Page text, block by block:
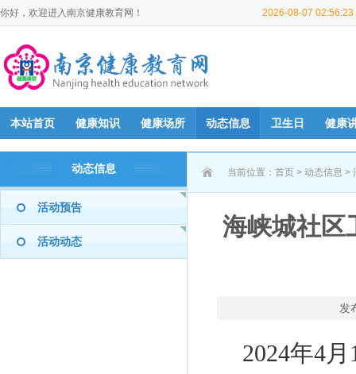
你好，欢迎进入南京健康教育网！ 2026-08-07 02:56:23
本站首页 健康知识 健康场所 动态信息 卫生日 健康
动态信息
活动预告
活动动态
当前位置： 首页 > 动态信息 >
海峡城社区
发
2024年4